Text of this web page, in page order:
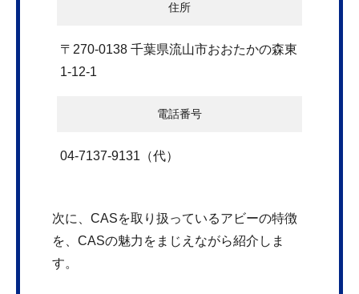
住所
〒270-0138 千葉県流山市おおたかの森東
1-12-1
電話番号
04-7137-9131（代）
次に、CASを取り扱っているアビーの特徴
を、CASの魅力をまじえながら紹介しま
す。